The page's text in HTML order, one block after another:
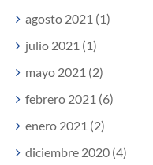
agosto 2021 (1)
julio 2021 (1)
mayo 2021 (2)
febrero 2021 (6)
enero 2021 (2)
diciembre 2020 (4)